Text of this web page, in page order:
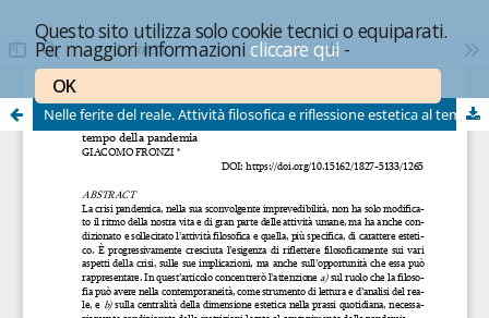
Questo sito utilizza solo cookie tecnici o equiparati.
Per maggiori informazionicliccare qui -
OK
Nelle ferite del reale. Attività filosofica e riflessione estetica al tempo della pandemia